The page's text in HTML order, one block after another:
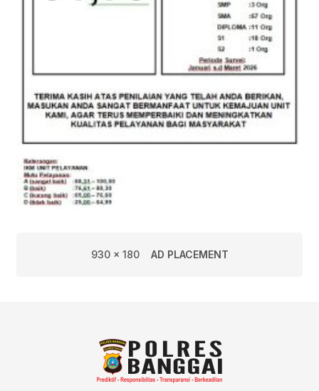
930 x 180 AD PLACEMENT